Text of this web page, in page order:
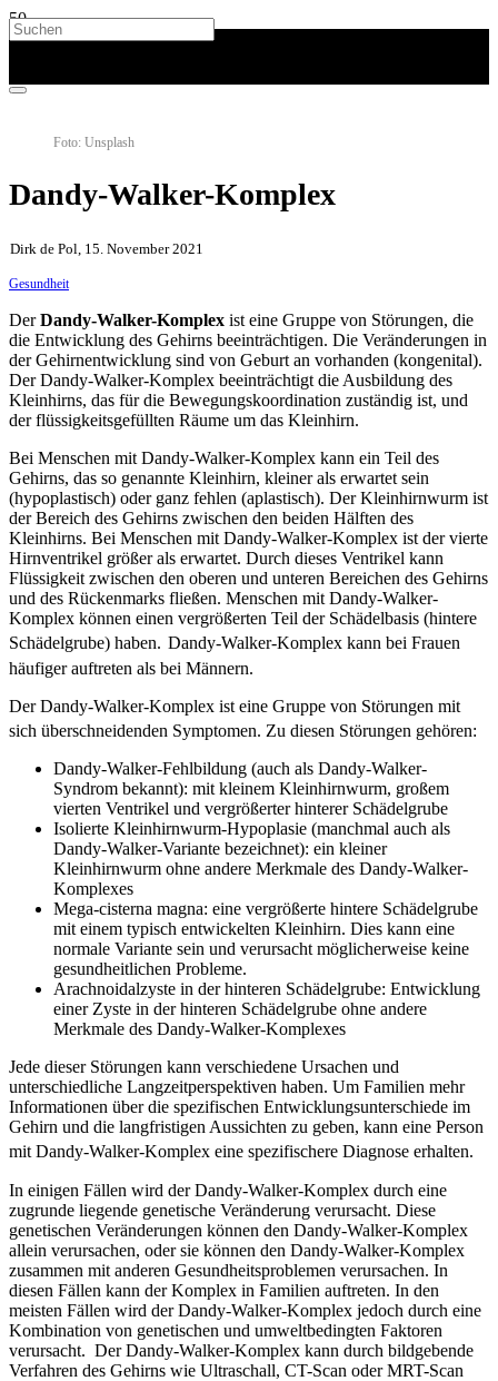
Foto: Unsplash
Dandy-Walker-Komplex
Dirk de Pol, 15. November 2021
Gesundheit
DerDandy-Walker-Komplex ist eine Gruppe von Störungen, die
die Entwicklung des Gehirns beeinträchtigen. Die Veränderungen in
der Gehirnentwicklung sind von Geburt an vorhanden (kongenital).
Der Dandy-Walker-Komplex beeinträchtigt die Ausbildung des
Kleinhirns, das für die Bewegungskoordination zuständig ist, und
der flüssigkeitsgefüllten Räume um das Kleinhirn.
Bei Menschen mit Dandy-Walker-Komplex kann ein Teil des
Gehirns, das so genannte Kleinhirn, kleiner als erwartet sein
(hypoplastisch) oder ganz fehlen (aplastisch). Der Kleinhirnwurm ist
der Bereich des Gehirns zwischen den beiden Hälften des
Kleinhirns. Bei Menschen mit Dandy-Walker-Komplex ist der vierte
Hirnventrikel größer als erwartet. Durch dieses Ventrikel kann
Flüssigkeit zwischen den oberen und unteren Bereichen des Gehirns
und des Rückenmarks fließen. Menschen mit Dandy-Walker-
Komplex können einen vergrößerten Teil der Schädelbasis (hintere
Schädelgrube) haben. Dandy-Walker-Komplex kann bei Frauen
häufiger auftreten als bei Männern.
Der Dandy-Walker-Komplex ist eine Gruppe von Störungen mit
sich überschneidenden Symptomen. Zu diesen Störungen gehören:
Dandy-Walker-Fehlbildung (auch als Dandy-Walker-
Syndrom bekannt): mit kleinem Kleinhirnwurm, großem
vierten Ventrikel und vergrößerter hinterer Schädelgrube
Isolierte Kleinhirnwurm-Hypoplasie (manchmal auch als
Dandy-Walker-Variante bezeichnet): ein kleiner
Kleinhirnwurm ohne andere Merkmale des Dandy-Walker-
Komplexes
Mega-cisterna magna: eine vergrößerte hintere Schädelgrube
mit einem typisch entwickelten Kleinhirn. Dies kann eine
normale Variante sein und verursacht möglicherweise keine
gesundheitlichen Probleme.
Arachnoidalzyste in der hinteren Schädelgrube: Entwicklung
einer Zyste in der hinteren Schädelgrube ohne andere
Merkmale des Dandy-Walker-Komplexes
Jede dieser Störungen kann verschiedene Ursachen und
unterschiedliche Langzeitperspektiven haben. Um Familien mehr
Informationen über die spezifischen Entwicklungsunterschiede im
Gehirn und die langfristigen Aussichten zu geben, kann eine Person
mit Dandy-Walker-Komplex eine spezifischere Diagnose erhalten.
In einigen Fällen wird der Dandy-Walker-Komplex durch eine
zugrunde liegende genetische Veränderung verursacht. Diese
genetischen Veränderungen können den Dandy-Walker-Komplex
allein verursachen, oder sie können den Dandy-Walker-Komplex
zusammen mit anderen Gesundheitsproblemen verursachen. In
diesen Fällen kann der Komplex in Familien auftreten. In den
meisten Fällen wird der Dandy-Walker-Komplex jedoch durch eine
Kombination von genetischen und umweltbedingten Faktoren
verursacht. Der Dandy-Walker-Komplex kann durch bildgebende
Verfahren des Gehirns wie Ultraschall, CT-Scan oder MRT-Scan